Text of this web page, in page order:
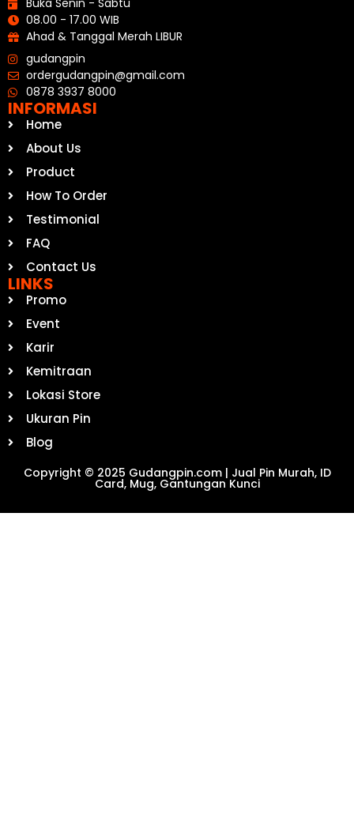
Buka Senin - Sabtu
08.00 - 17.00 WIB
Ahad & Tanggal Merah LIBUR
gudangpin
ordergudangpin@gmail.com
0878 3937 8000
INFORMASI
Home
About Us
Product
How To Order
Testimonial
FAQ
Contact Us
LINKS
Promo
Event
Karir
Kemitraan
Lokasi Store
Ukuran Pin
Blog
Copyright © 2025 Gudangpin.com | Jual Pin Murah, ID
Card, Mug, Gantungan Kunci